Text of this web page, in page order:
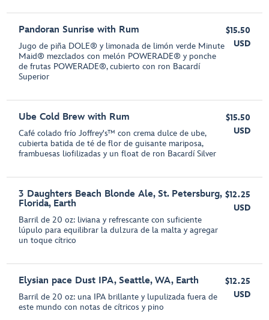
Pandoran Sunrise with Rum
Jugo de piña DOLE® y limonada de limón verde Minute
Maid® mezclados con melón POWERADE® y ponche
de frutas POWERADE®, cubierto con ron Bacardí
Superior
$15.50
USD
Ube Cold Brew with Rum
Café colado frío Joffrey's™ con crema dulce de ube,
cubierta batida de té de flor de guisante mariposa,
frambuesas liofilizadas y un float de ron Bacardí Silver
$15.50
USD
3 Daughters Beach Blonde Ale, St. Petersburg,
Florida, Earth
Barril de 20 oz: liviana y refrescante con suficiente
lúpulo para equilibrar la dulzura de la malta y agregar
un toque cítrico
$12.25
USD
Elysian pace Dust IPA, Seattle, WA, Earth
Barril de 20 oz: una IPA brillante y lupulizada fuera de
este mundo con notas de cítricos y pino
$12.25
USD